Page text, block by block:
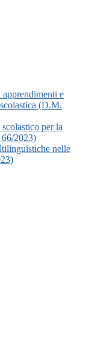
e
(D.M.
per la
2023)
nelle